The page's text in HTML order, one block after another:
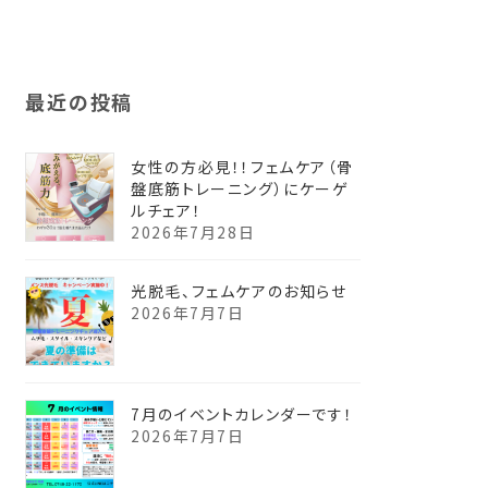
最近の投稿
女性の方必見！！フェムケア（骨
盤底筋トレーニング）にケーゲ
ルチェア！
2026年7月28日
光脱毛、フェムケアのお知らせ
2026年7月7日
7月のイベントカレンダーです！
2026年7月7日